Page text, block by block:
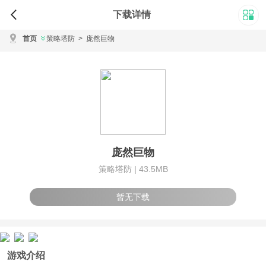
下载详情
首页 策略塔防 > 庞然巨物
庞然巨物
策略塔防 | 43.5MB
暂无下载
游戏介绍